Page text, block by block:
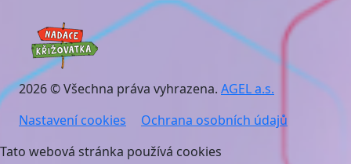
2026 © Všechna práva vyhrazena. AGEL a.s.
Nastavení cookies
Ochrana osobních údajů
Tato webová stránka používá cookies